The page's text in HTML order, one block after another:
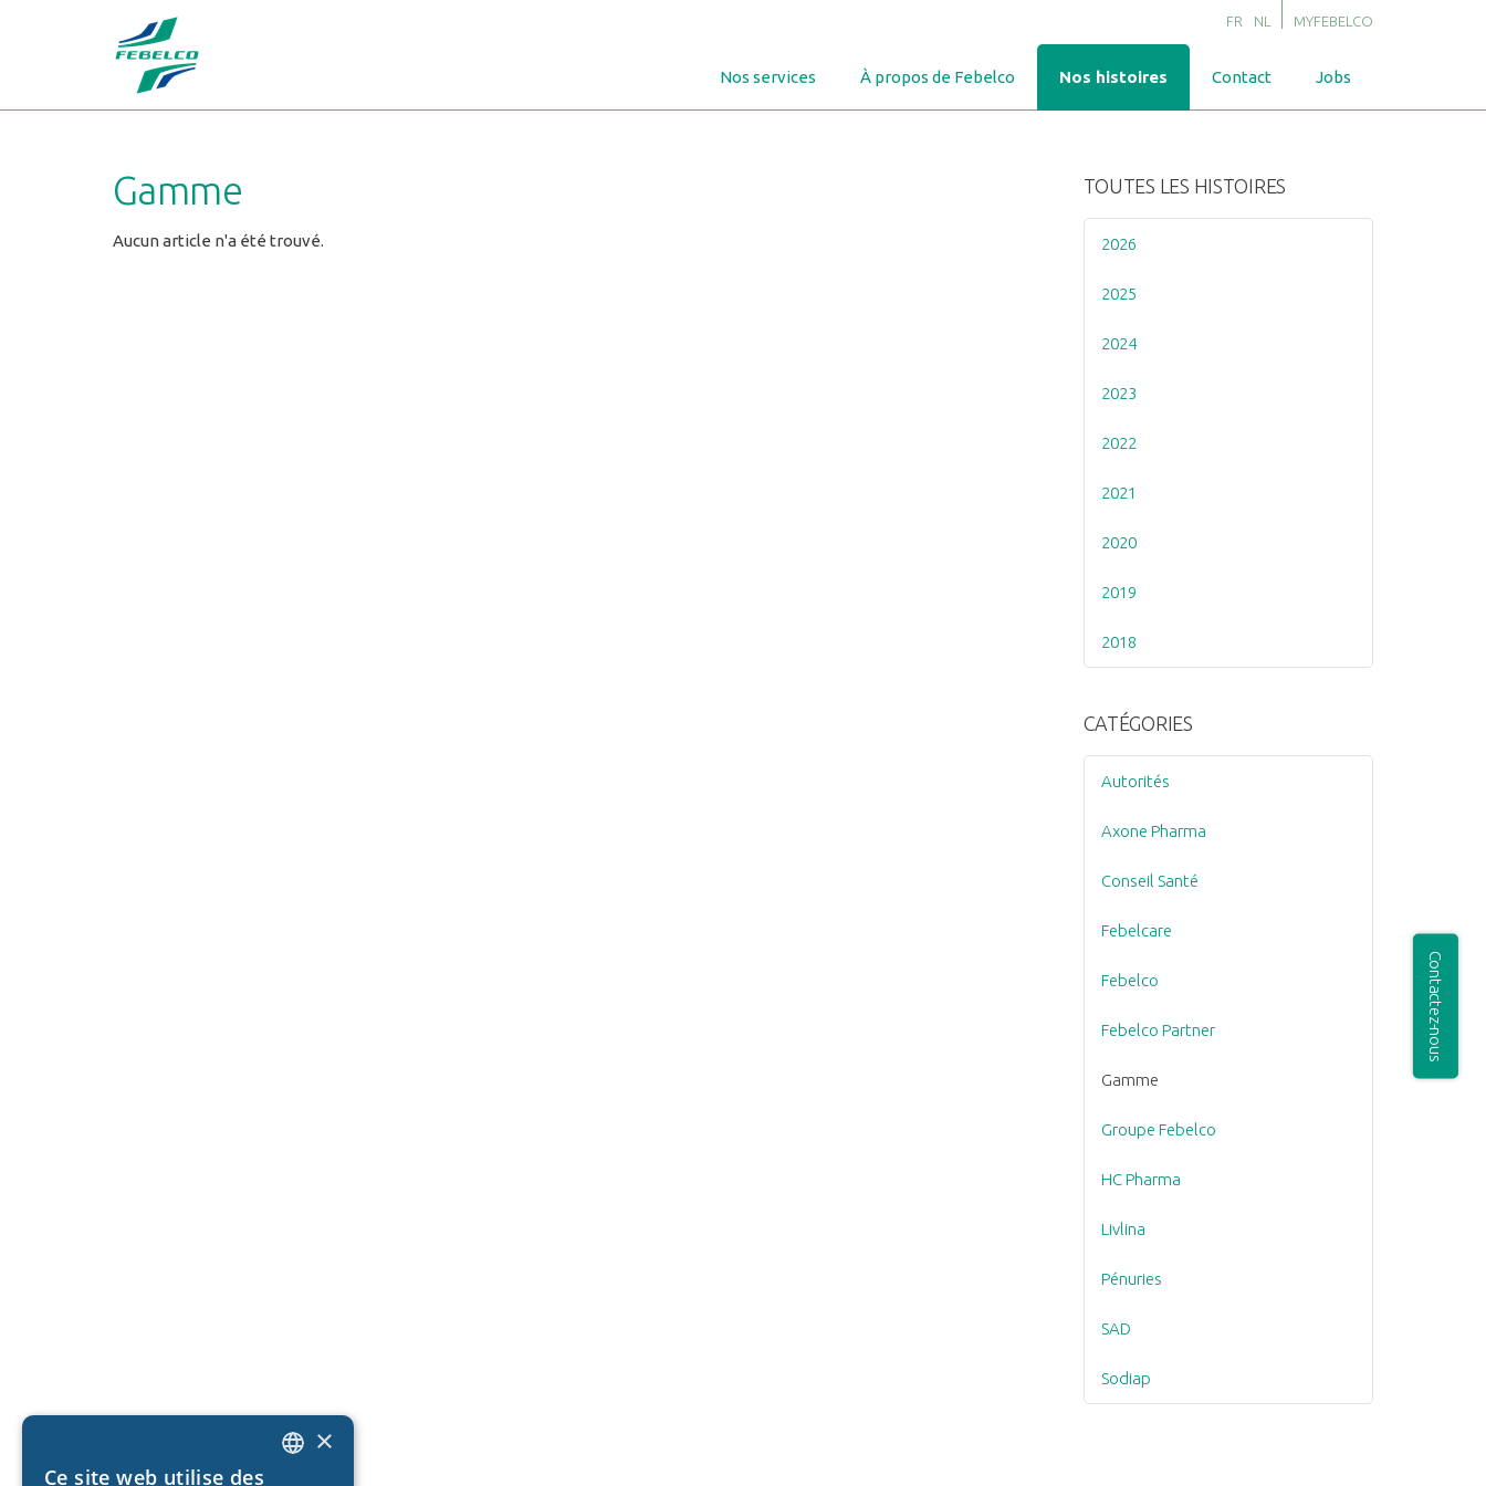
Contactez-nous
Nos services À propos de Febelco Nos histoires Contact Jobs
FR NL MYFEBELCO
Gamme
Aucun article n'a été trouvé.
TOUTES LES HISTOIRES
2026
2025
2024
2023
2022
2021
2020
2019
2018
CATÉGORIES
Autorités
Axone Pharma
Conseil Santé
Febelcare
Febelco
Febelco Partner
Gamme
Groupe Febelco
HC Pharma
Livlina
Pénuries
SAD
Sodiap
×
Ce site web utilise des